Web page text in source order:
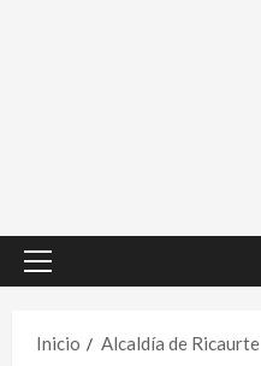
Menú
Inicio
Alcaldía de Ricaurte